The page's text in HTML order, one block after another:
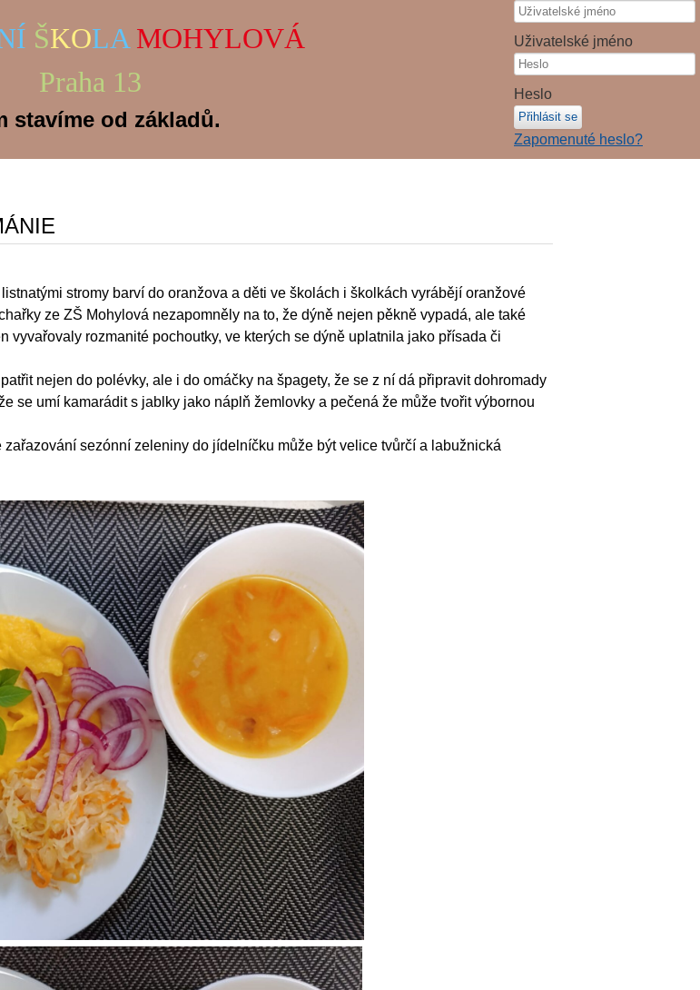
ŠKOLA MOHYLOVÁ
Praha 13
stavíme od základů.
stromy barví do oranžova a děti ve školách i školkách vyrábějí oranžové
ze ZŠ Mohylová nezapomněly na to, že dýně nejen pěkně vypadá, ale také
vyvařovaly rozmanité pochoutky, ve kterých se dýně uplatnila jako přísada či
nejen do polévky, ale i do omáčky na špagety, že se z ní dá připravit dohromady
se umí kamarádit s jablky jako náplň žemlovky a pečená že může tvořit výbornou
zařazování sezónní zeleniny do jídelníčku může být velice tvůrčí a labužnická
Uživatelské jméno
Heslo
Přihlásit se
Zapomenuté heslo?